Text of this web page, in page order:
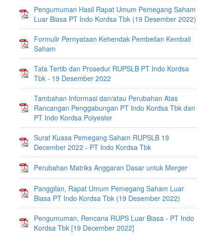
Pengumuman Hasil Rapat Umum Pemegang Saham
Luar Biasa PT Indo Kordsa Tbk (19 Desember 2022)
Formulir Pernyataan Kehendak Pembelian Kembali
Saham
Tata Tertib dan Prosedur RUPSLB PT Indo Kordsa
Tbk - 19 Desember 2022
Tambahan Informasi dan/atau Perubahan Atas
Rancangan Penggabungan PT Indo Kordsa Tbk dan
PT Indo Kordsa Polyester
Surat Kuasa Pemegang Saham RUPSLB 19
December 2022 - PT Indo Kordsa Tbk
Perubahan Matriks Anggaran Dasar untuk Merger
Panggilan, Rapat Umum Pemegang Saham Luar
Biasa PT Indo Kordsa Tbk (19 Desember 2022)
Pengumuman, Rencana RUPS Luar Biasa - PT Indo
Kordsa Tbk [19 December 2022]